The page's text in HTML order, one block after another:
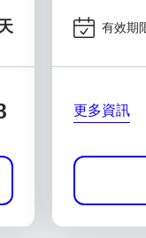
有效期
更多資訊